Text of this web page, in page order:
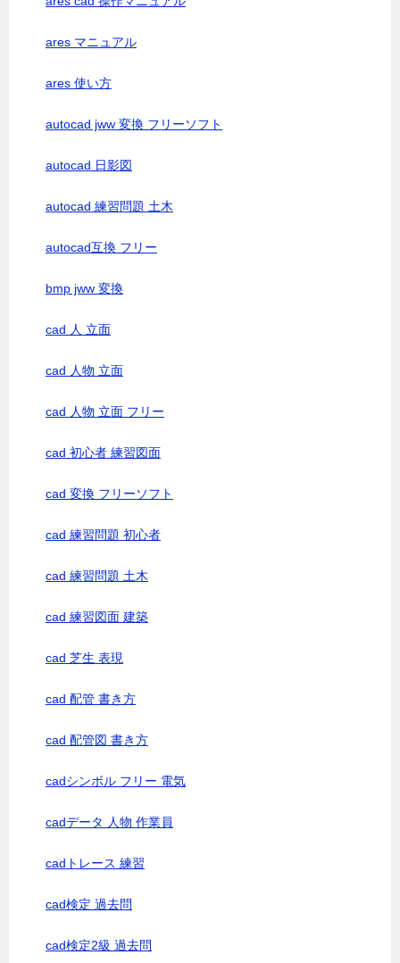
ares マニュアル
ares 使い方
autocad jww 変換 フリーソフト
autocad 日影図
autocad 練習問題 土木
autocad互換 フリー
bmp jww 変換
cad 人 立面
cad 人物 立面
cad 人物 立面 フリー
cad 初心者 練習図面
cad 変換 フリーソフト
cad 練習問題 初心者
cad 練習問題 土木
cad 練習図面 建築
cad 芝生 表現
cad 配管 書き方
cad 配管図 書き方
cadシンボル フリー 電気
cadデータ 人物 作業員
cadトレース 練習
cad検定 過去問
cad検定2級 過去問